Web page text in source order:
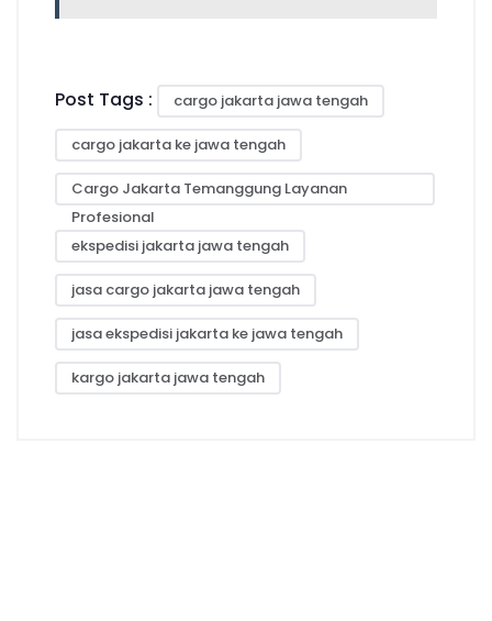
Post Tags : cargo jakarta jawa tengah
cargo jakarta ke jawa tengah
Cargo Jakarta Temanggung Layanan
Profesional
ekspedisi jakarta jawa tengah
jasa cargo jakarta jawa tengah
jasa ekspedisi jakarta ke jawa tengah
kargo jakarta jawa tengah